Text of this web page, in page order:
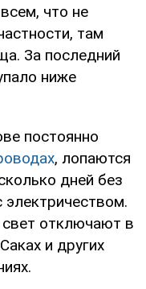
что не
там
За последний
ниже
постоянно
, лопаются
дней без
свет отключают в
и других